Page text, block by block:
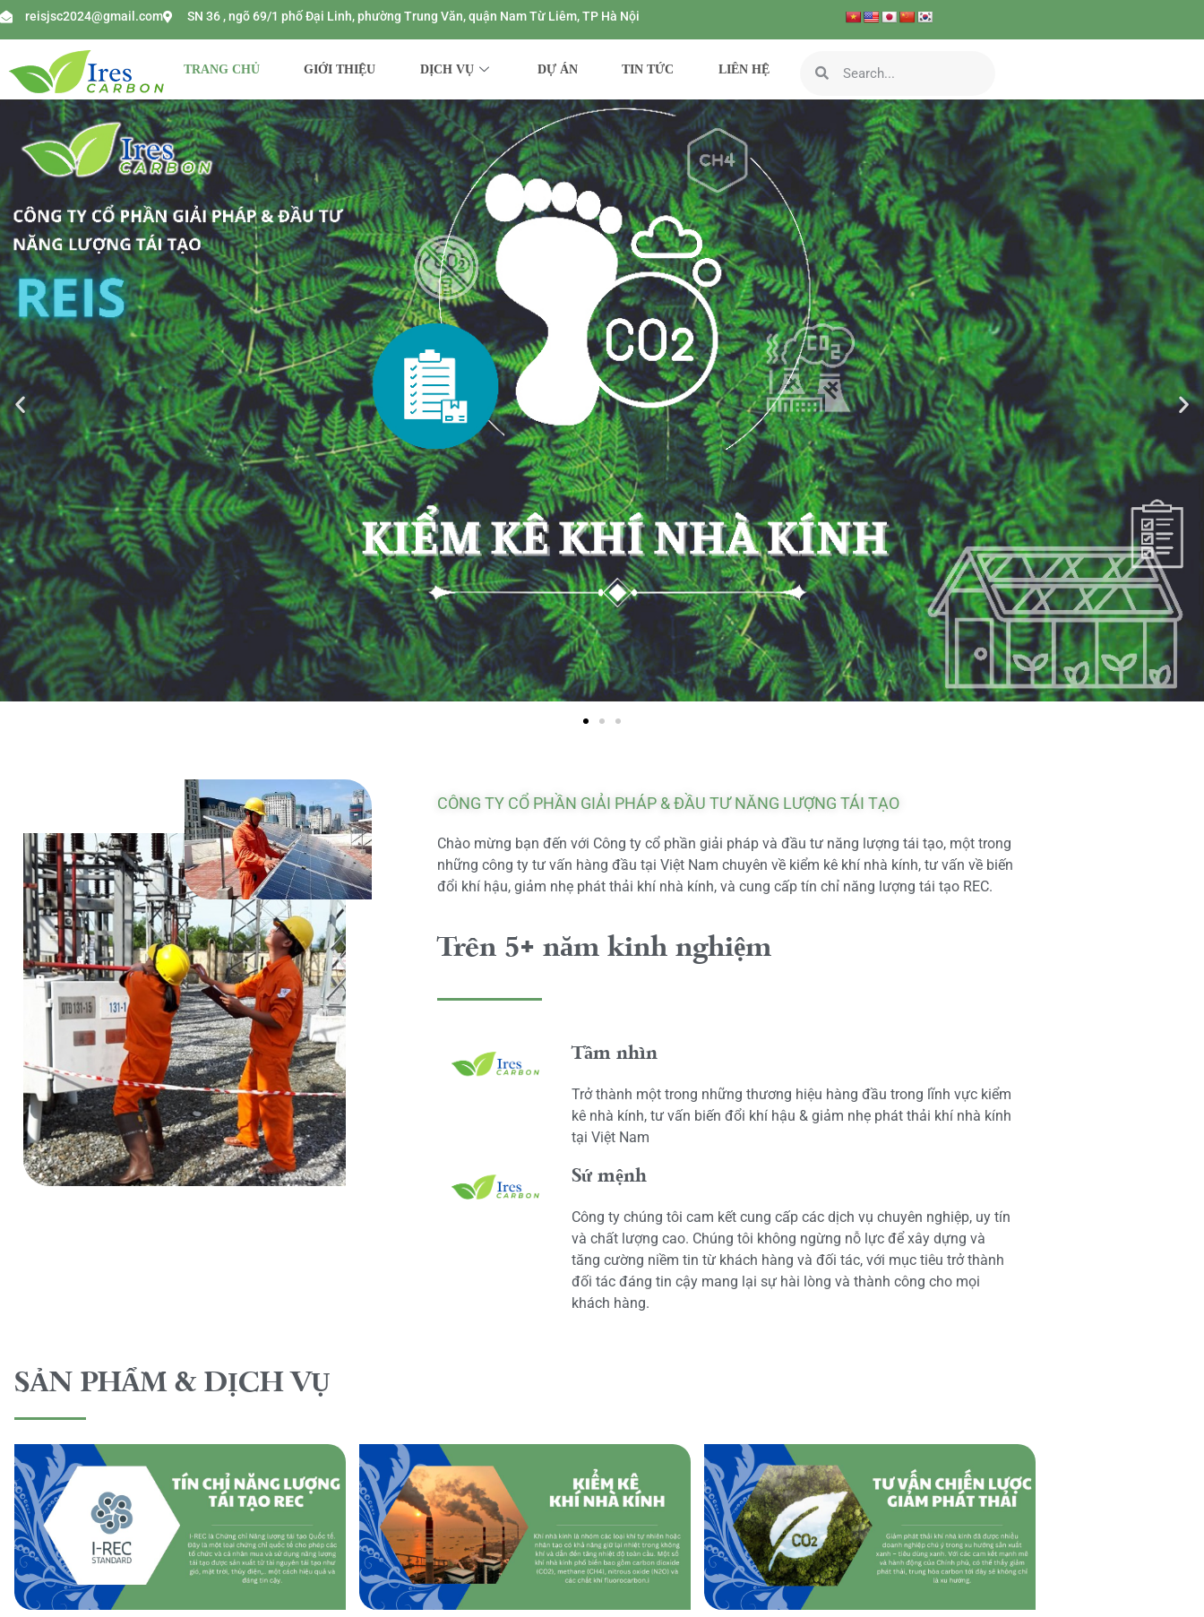
reisjsc2024@gmail.com SN 36 , ngõ 69/1 phố Đại Linh, phường Trung Văn, quận Nam Từ Liêm, TP Hà Nội
TRANG CHỦ GIỚI THIỆU DỊCH VỤ DỰ ÁN TIN TỨC LIÊN HỆ
CÔNG TY CỔ PHẦN GIẢI PHÁP & ĐẦU TƯ NĂNG LƯỢNG TÁI TẠO
Chào mừng bạn đến với Công ty cổ phần giải pháp và đầu tư năng lượng tái tạo, một trong
những công ty tư vấn hàng đầu tại Việt Nam chuyên về kiểm kê khí nhà kính, tư vấn về biến
đổi khí hậu, giảm nhẹ phát thải khí nhà kính, và cung cấp tín chỉ năng lượng tái tạo REC.
Trên 5+ năm kinh nghiệm
Tầm nhìn
Trở thành một trong những thương hiệu hàng đầu trong lĩnh vực kiểm
kê nhà kính, tư vấn biến đổi khí hậu & giảm nhẹ phát thải khí nhà kính
tại Việt Nam
Sứ mệnh
Công ty chúng tôi cam kết cung cấp các dịch vụ chuyên nghiệp, uy tín
và chất lượng cao. Chúng tôi không ngừng nỗ lực để xây dựng và
tăng cường niềm tin từ khách hàng và đối tác, với mục tiêu trở thành
đối tác đáng tin cậy mang lại sự hài lòng và thành công cho mọi
khách hàng.
SẢN PHẨM & DỊCH VỤ